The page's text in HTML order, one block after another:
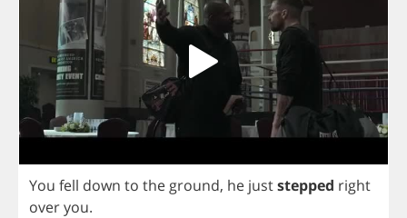
You fell down to the ground, he juststepped right
overyou.